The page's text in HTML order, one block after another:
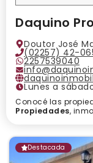
Daquino
Doutor José
(02257) 42-
2257539040
Lunes a
Conocé las
Propiedades,
Destacada